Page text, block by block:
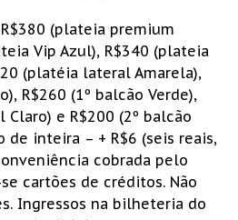
(plateia premium
Vip Azul), R$340 (plateia
(platéia lateral Amarela),
R$260 (1º balcão Verde),
Claro) e R$200 (2º balcão
de inteira – + R$6 (seis reais,
cobrada pelo
cartões de créditos. Não
Ingressos na bilheteria do